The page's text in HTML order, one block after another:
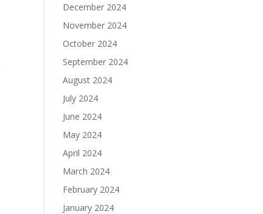
December 2024
November 2024
October 2024
September 2024
August 2024
July 2024
June 2024
May 2024
April 2024
March 2024
February 2024
January 2024